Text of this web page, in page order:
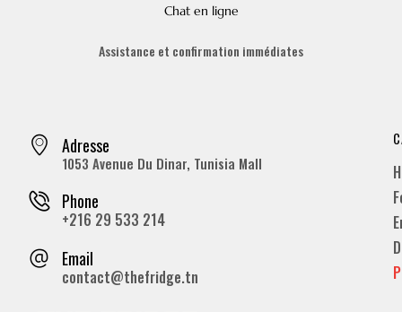
Chat en ligne
Assistance et confirmation immédiates
Adresse
1053 Avenue Du Dinar, Tunisia Mall
Phone
+216 29 533 214
Email
contact@thefridge.tn